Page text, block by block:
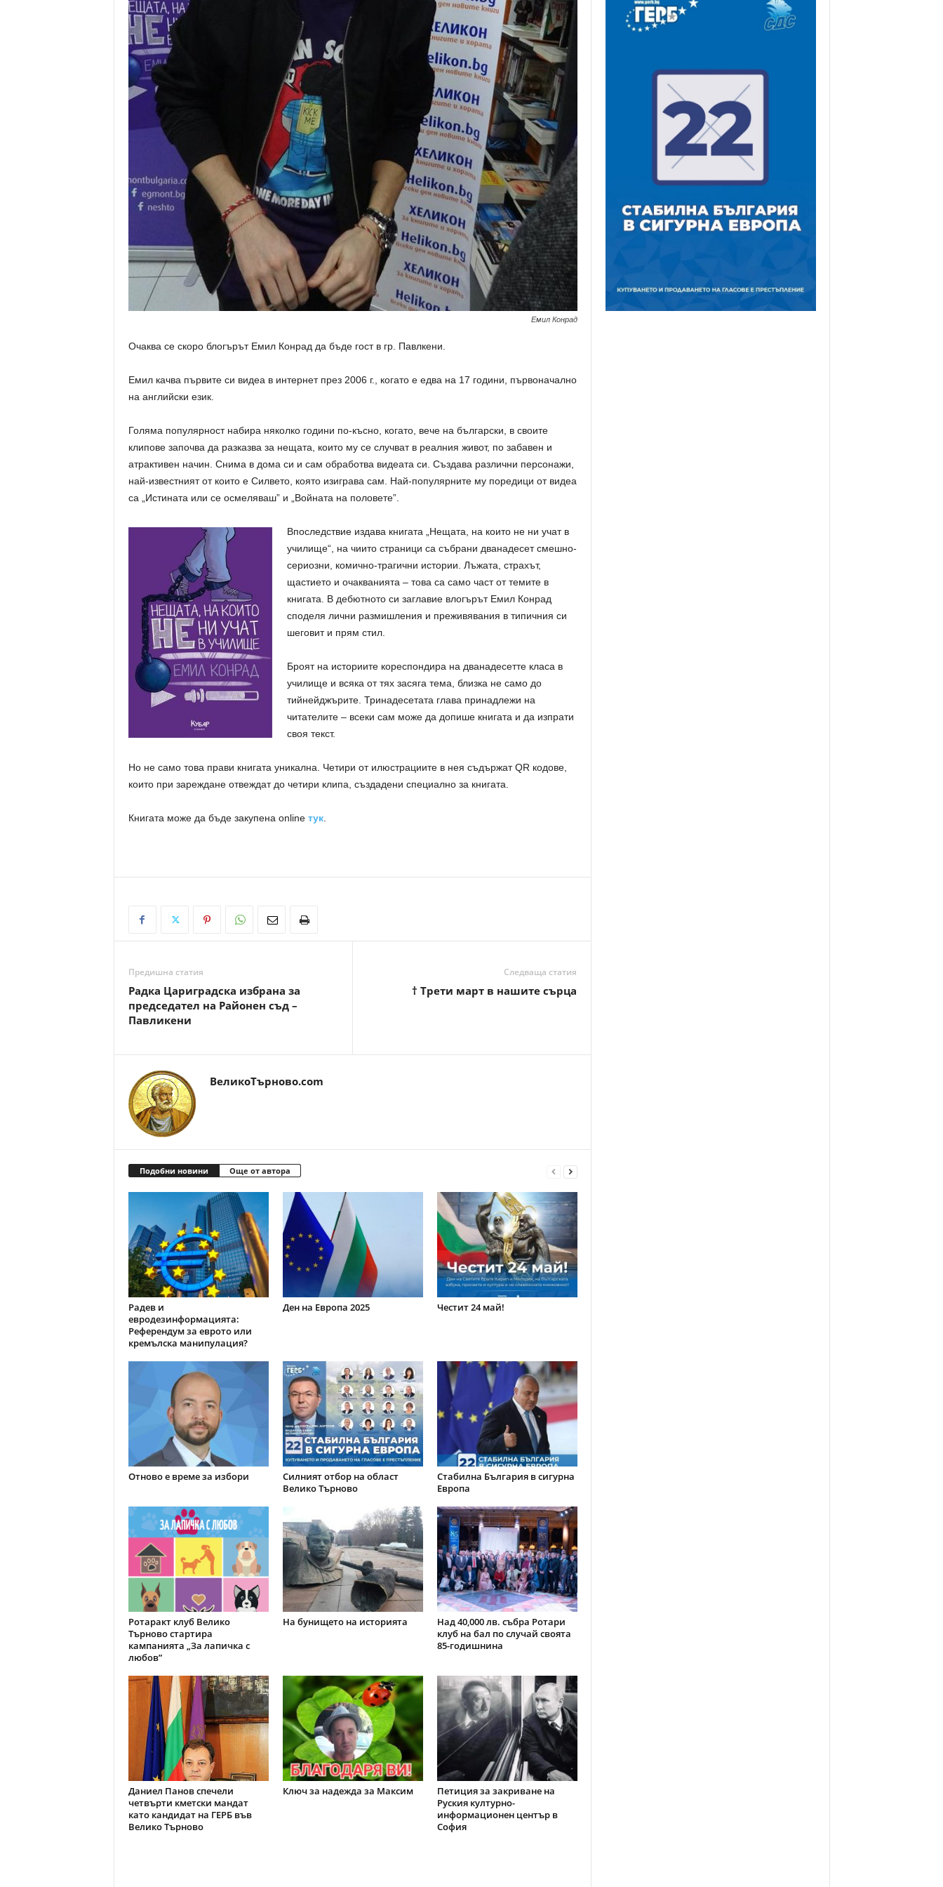
Емил Конрад
Очаква се скоро блогърът Емил Конрад да бъде гост в гр. Павлкени.
Емил качва първите си видеа в интернет през 2006 г., когато е едва на 17 години, първоначално
на английски език.
Голяма популярност набира няколко години по-късно, когато, вече на български, в своите
клипове започва да разказва за нещата, които му се случват в реалния живот, по забавен и
атрактивен начин. Снима в дома си и сам обработва видеата си. Създава различни персонажи,
най-известният от които е Силвето, която изиграва сам. Най-популярните му поредици от видеа
са „Истината или се осмеляваш” и „Войната на половете”.
Впоследствие издава книгата „Нещата, на които не ни учат в
училище“, на чиито страници са събрани дванадесет смешно-
сериозни, комично-трагични истории. Лъжата, страхът,
щастието и очакванията – това са само част от темите в
книгата. В дебютното си заглавие влогърът Емил Конрад
споделя лични размишления и преживявания в типичния си
шеговит и прям стил.
Броят на историите кореспондира на дванадесетте класа в
училище и всяка от тях засяга тема, близка не само до
тийнейджърите. Тринадесетата глава принадлежи на
читателите – всеки сам може да допише книгата и да изпрати
своя текст.
Но не само това прави книгата уникална. Четири от илюстрациите в нея съдържат QR кодове,
които при зареждане отвеждат до четири клипа, създадени специално за книгата.
Книгата може да бъде закупена online тук.
Предишна статия
Рaдкa Цapигpaдcкa избрана зa
пpeдceдaтeл нa Рaйoнeн съд –
Пaвликeни
Следваща статия
† Трети март в нашите сърца
ВеликоТърново.com
Подобни новини Още от автора
Радев и
евродезинформацията:
Референдум за еврото или
кремълска манипулация?
Ден на Европа 2025 Честит 24 май!
Отново е време за избори
Силният отбор на област
Велико Търново
Стабилна България в сигурна
Европа
Ротаракт клуб Велико
Търново стартира
кампанията „За лапичка с
любов”
На бунището на историята
Над 40,000 лв. събра Ротари
клуб на бал по случай своята
85-годишнина
Даниел Панов спечели
четвърти кметски мандат
като кандидат на ГЕРБ във
Велико Търново
Ключ за надежда за Максим
Петиция за закриване на
Руския културно-
информационен център в
София